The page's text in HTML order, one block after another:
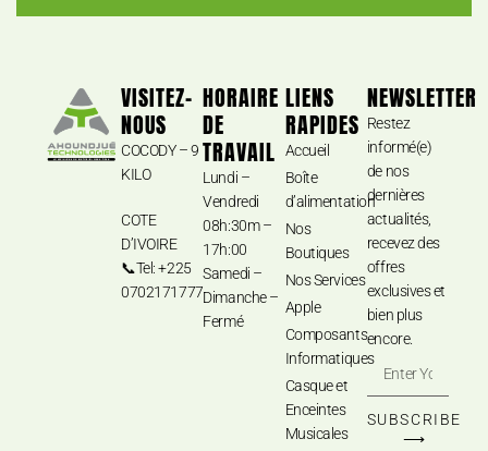
VISITEZ-
NOUS
COCODY – 9
KILO
COTE
D’IVOIRE
📞Tel: +225
0702171777
HORAIRE
DE
TRAVAIL
Lundi –
Vendredi
08h:30m –
17h:00
Samedi –
Dimanche –
Fermé
LIENS
RAPIDES
Accueil
Boîte
d’alimentation
Nos
Boutiques
Nos Services
Apple
Composants
Informatiques
Casque et
Enceintes
Musicales
NEWSLETTER
Restez
informé(e)
de nos
dernières
actualités,
recevez des
offres
exclusives et
bien plus
encore.
SUBSCRIBE
⟶